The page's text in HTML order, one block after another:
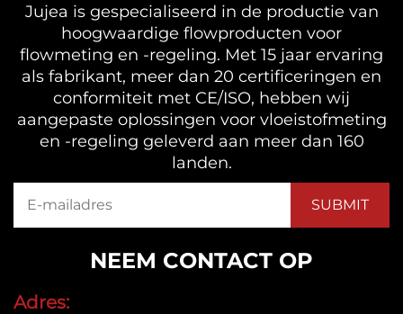
Jujea is gespecialiseerd in de productie van
hoogwaardige flowproducten voor
flowmeting en -regeling. Met 15 jaar ervaring
als fabrikant, meer dan 20 certificeringen en
conformiteit met CE/ISO, hebben wij
aangepaste oplossingen voor vloeistofmeting
en -regeling geleverd aan meer dan 160
landen.
NEEM CONTACT OP
Adres: